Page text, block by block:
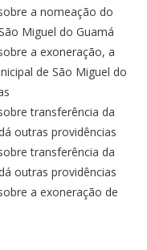
a nomeação do
Miguel do Guamá
a exoneração, a
de São Miguel do
transferência da
outras providências
transferência da
outras providências
a exoneração de